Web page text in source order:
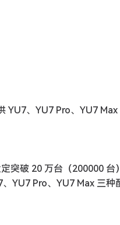
、YU7 Pro、YU7
突破 20 万台（200000
YU7 Pro、YU7 Max 三种